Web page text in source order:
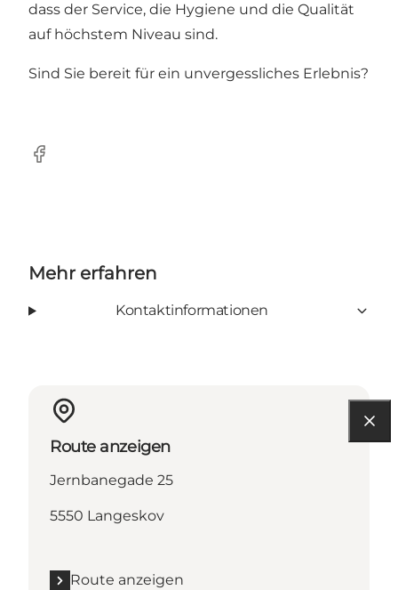
dass der Service, die Hygiene und die Qualität
auf höchstem Niveau sind.
Sind Sie bereit für ein unvergessliches Erlebnis?
Facebook
Mehr erfahren
Kontaktinformationen
Route anzeigen
Jernbanegade 25
5550 Langeskov
Route anzeigen